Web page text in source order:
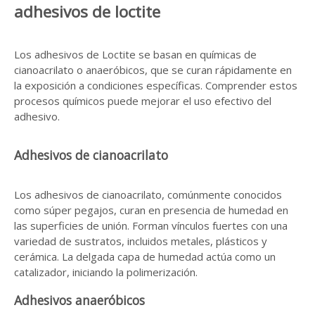
adhesivos de loctite
Los adhesivos de Loctite se basan en químicas de
cianoacrilato o anaeróbicos, que se curan rápidamente en
la exposición a condiciones específicas. Comprender estos
procesos químicos puede mejorar el uso efectivo del
adhesivo.
Adhesivos de cianoacrilato
Los adhesivos de cianoacrilato, comúnmente conocidos
como súper pegajos, curan en presencia de humedad en
las superficies de unión. Forman vínculos fuertes con una
variedad de sustratos, incluidos metales, plásticos y
cerámica. La delgada capa de humedad actúa como un
catalizador, iniciando la polimerización.
Adhesivos anaeróbicos